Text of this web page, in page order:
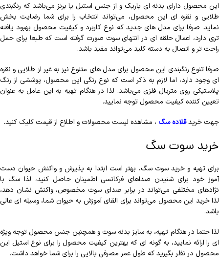
این محصول دارای بدنه ای باریک و از جنس استیل یا برنز می‌باشد که رنگبندی
طلایی و نقره ای این محصول، می‌تواند انتخاب را برای شما رضایت بخش
نماید. صرفا برای مدل های جدید که نوع کاربرد و کیفیت محصول بهبود یافته
تری دارد، اعمال حلقه ای در انتهای سوت صورت گرفته است که طبعا برای حمل
راحت تر و اتصال به دسته کلید می‌تواند مفید باشد.
صرفا تنوع رنگبندی این محصول برای مدل های متنوع نیز به غیر از طلایی و نقره
ای وجود دارد، اما لازم به ذکر است که نوع رنگی این محصول، پوششی از رنگ
پلاستیکی روی متریال فلزی می‌باشد. لذا در هنگام تهیه به این عامل به عنوان
تعیین کننده کیفیت محصول توجه نمایید.
جهت خریدقلاده سگ ، مشاهده لیست محصولات و اطلاع از قیمت کلیک کنید.
خرید سوت سگ
برای تهیه و خرید سوت سگ، بهتر است ابتدا به پذیرش و واکنش حیوان دست
آموز خود برای شنیدن صداهای فرکانسی اطمینان حاصل کنید، لذا سگ با
نژادهای مختلفی می‌تواند در برابر صدای سوت مخصوص، واکنش نشان دهد،
لذا خرید این محصول می‌تواند برای القای آموزش به حیوان شما، وسیله ای عالی
باشد.
لذا حتما در هنگام تهیه، به سایز بدنه سوت و همچنین جنس محصول توجه ویژه
ای را ارائه نمایید، به گونه ای که بهترین کیفیت محصول را برای نوع استیل این
محصول در نظر بگیرید که طول عمر مصرفی بالایی را برای شما خواهد داشت.